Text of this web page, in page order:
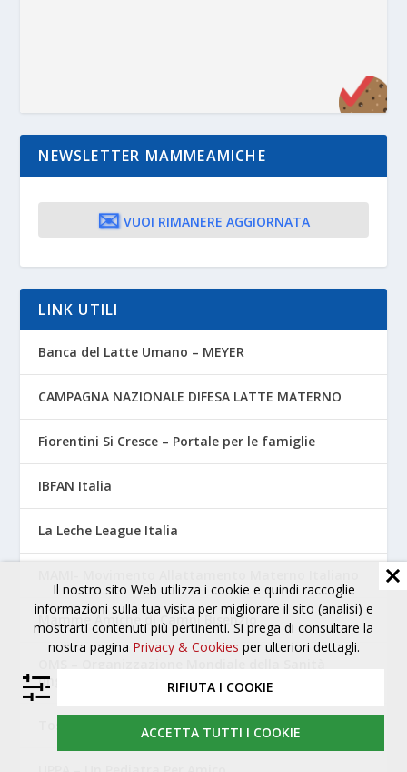
NEWSLETTER MAMMEAMICHE
✉️ VUOI RIMANERE AGGIORNATA
LINK UTILI
Banca del Latte Umano – MEYER
CAMPAGNA NAZIONALE DIFESA LATTE MATERNO
Fiorentini Si Cresce – Portale per le famiglie
IBFAN Italia
La Leche League Italia
Mamme Amiche di Campi Bisenzio
(inglese)
Tossicologia Perinatale – AOUC Careggi
Il nostro sito Web utilizza i cookie e quindi raccoglie
informazioni sulla tua visita per migliorare il sito (analisi) e
mostrarti contenuti più pertinenti. Si prega di consultare la
nostra pagina Privacy & Cookies per ulteriori dettagli.
RIFIUTA I COOKIE
ACCETTA TUTTI I COOKIE